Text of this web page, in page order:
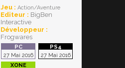
Jeu : Action/Aventure
Editeur : BigBen
Interactive
Développeur :
Frogwares
27 Mai 2016 27 Mai 2016